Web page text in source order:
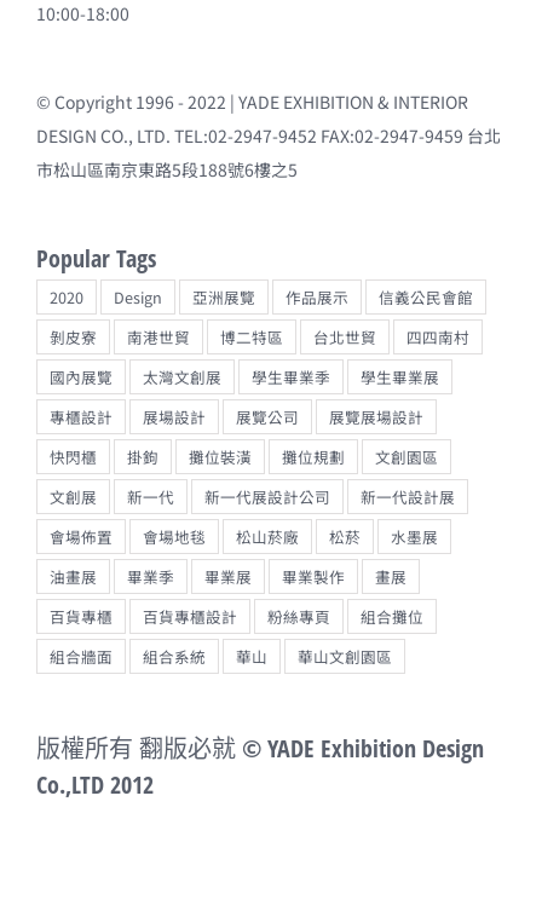
10:00-18:00
© Copyright 1996 - 2022 | YADE EXHIBITION & INTERIOR
DESIGN CO., LTD. TEL:02-2947-9452 FAX:02-2947-9459 台北
市松山區南京東路5段188號6樓之5
Popular Tags
2020 Design 亞洲展覽 作品展示
信義公民會館
剝皮寮
南港世貿 博二特區 台北世貿
四四南村
國內展覽
太灣文創展 學生畢業季
學生畢業展
專櫃設計
展場設計 展覽公司
展覽展場設計
快閃櫃
掛鉤 攤位裝潢 攤位規劃
文創園區
文創展
新一代 新一代展設計公司
新一代設計展
會場佈置
會場地毯 松山菸廠 松菸
水墨展
油畫展
畢業季 畢業展 畢業製作
畫展
百貨專櫃
百貨專櫃設計 粉絲專頁
組合攤位
組合牆面
組合系統 華山 華山文創園區
版權所有 翻版必就 © YADE Exhibition Design
Co.,LTD 2012